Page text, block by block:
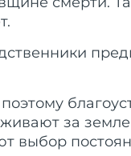
за
выбор